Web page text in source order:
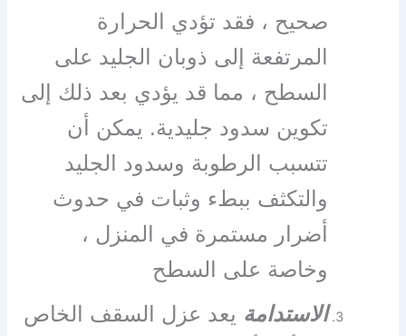
صحيح ، فقد تؤدي الحرارة
المرتفعة إلى ذوبان الجليد على
السطح ، مما قد يؤدي بعد ذلك إلى
تكوين سدود جليدية. يمكن أن
تتسبب الرطوبة وسدود الجليد
والتكثف ببطء وثبات في حدوث
أضرار مستمرة في المنزل ،
وخاصة على السطح
الاستدامة يعد عزل السقف الخاص